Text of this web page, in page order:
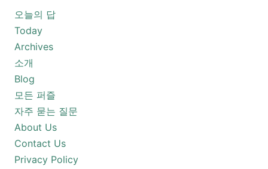
오늘의 답
Today
Archives
소개
Blog
모든 퍼즐
자주 묻는 질문
About Us
Contact Us
Privacy Policy